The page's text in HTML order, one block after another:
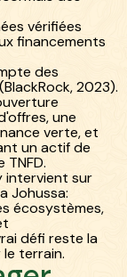
vérifiées
financements
des
2023).
une
verte, et
un actif de
intervient sur
Johussa:
écosystèmes,
défi reste la
terrain.